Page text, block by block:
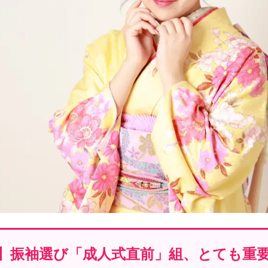
振袖選び「成人式直前」組、とても重